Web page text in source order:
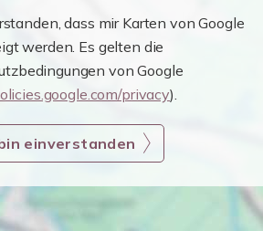
dass mir Karten von Google
werden. Es gelten die
von Google
privacy).
einverstanden